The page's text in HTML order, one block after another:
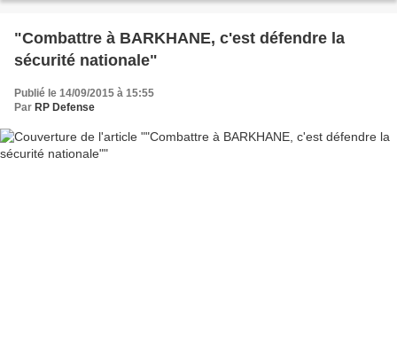
"Combattre à BARKHANE, c'est défendre la
sécurité nationale"
Publié le 14/09/2015 à 15:55
Par RP Defense